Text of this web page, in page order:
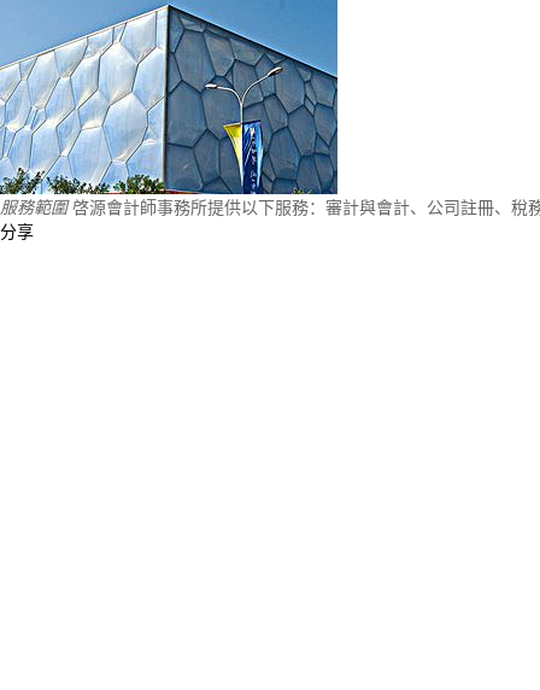
服務範圍 啓源會計師事務所提供以下服務：審計與會計、公司註冊、
分享